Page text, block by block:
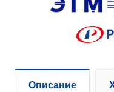
Описание